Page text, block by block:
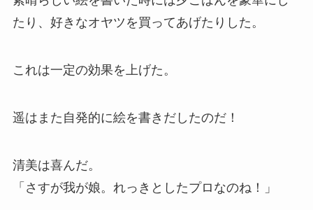
たり、好きなオヤツを買ってあげたりした。
これは一定の効果を上げた。
遥はまた自発的に絵を書きだしたのだ！
清美は喜んだ。
「さすが我が娘。れっきとしたプロなのね！」